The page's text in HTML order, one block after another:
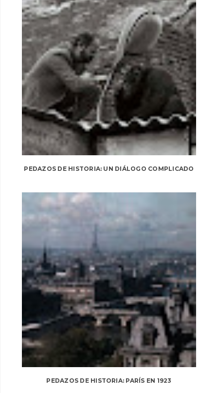
PEDAZOS DE HISTORIA: UN DIÁLOGO COMPLICADO
PEDAZOS DE HISTORIA: PARÍS EN 1923